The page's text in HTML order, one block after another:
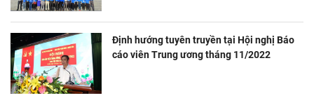
Định hướng tuyên truyền tại Hội nghị Báo
cáo viên Trung ương tháng 11/2022